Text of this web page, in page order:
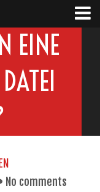
EINE
No comments